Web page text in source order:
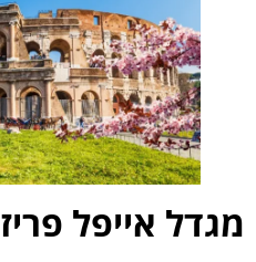
מגדל אייפל פריז